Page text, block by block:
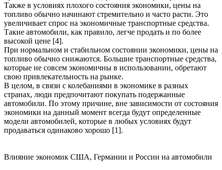
Также в условиях плохого состояния экономики, цены на
топливо обычно начинают стремительно и часто расти. Это
увеличивает спрос на экономичные транспортные средства.
Такие автомобили, как правило, легче продать и по более
высокой цене [4].
При нормальном и стабильном состоянии экономики, цены на
топливо обычно снижаются. Большие транспортные средства,
которые не совсем экономичны в использовании, обретают
свою привлекательность на рынке.
В целом, в связи с колебаниями в экономике в разных
странах, люди предпочитают покупать подержанные
автомобили. По этому причине, вне зависимости от состояния
экономики на данный момент всегда будут определенные
модели автомобилей, которые в любых условиях будут
продаваться одинаково хорошо [1].
Влияние экономик США, Германии и России на автомобили